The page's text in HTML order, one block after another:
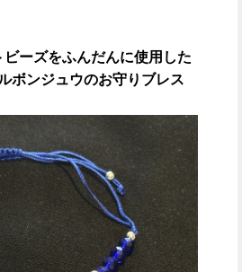
ビーズをふんだんに使用した
ボンジュウのお守りブレス